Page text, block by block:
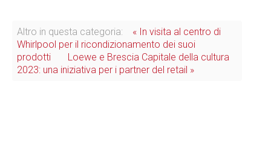
Altro in questa categoria:
« In visita al centro di
Whirlpool per il ricondizionamento dei suoi
prodotti
Loewe e Brescia Capitale della cultura
2023: una iniziativa per i partner del retail »